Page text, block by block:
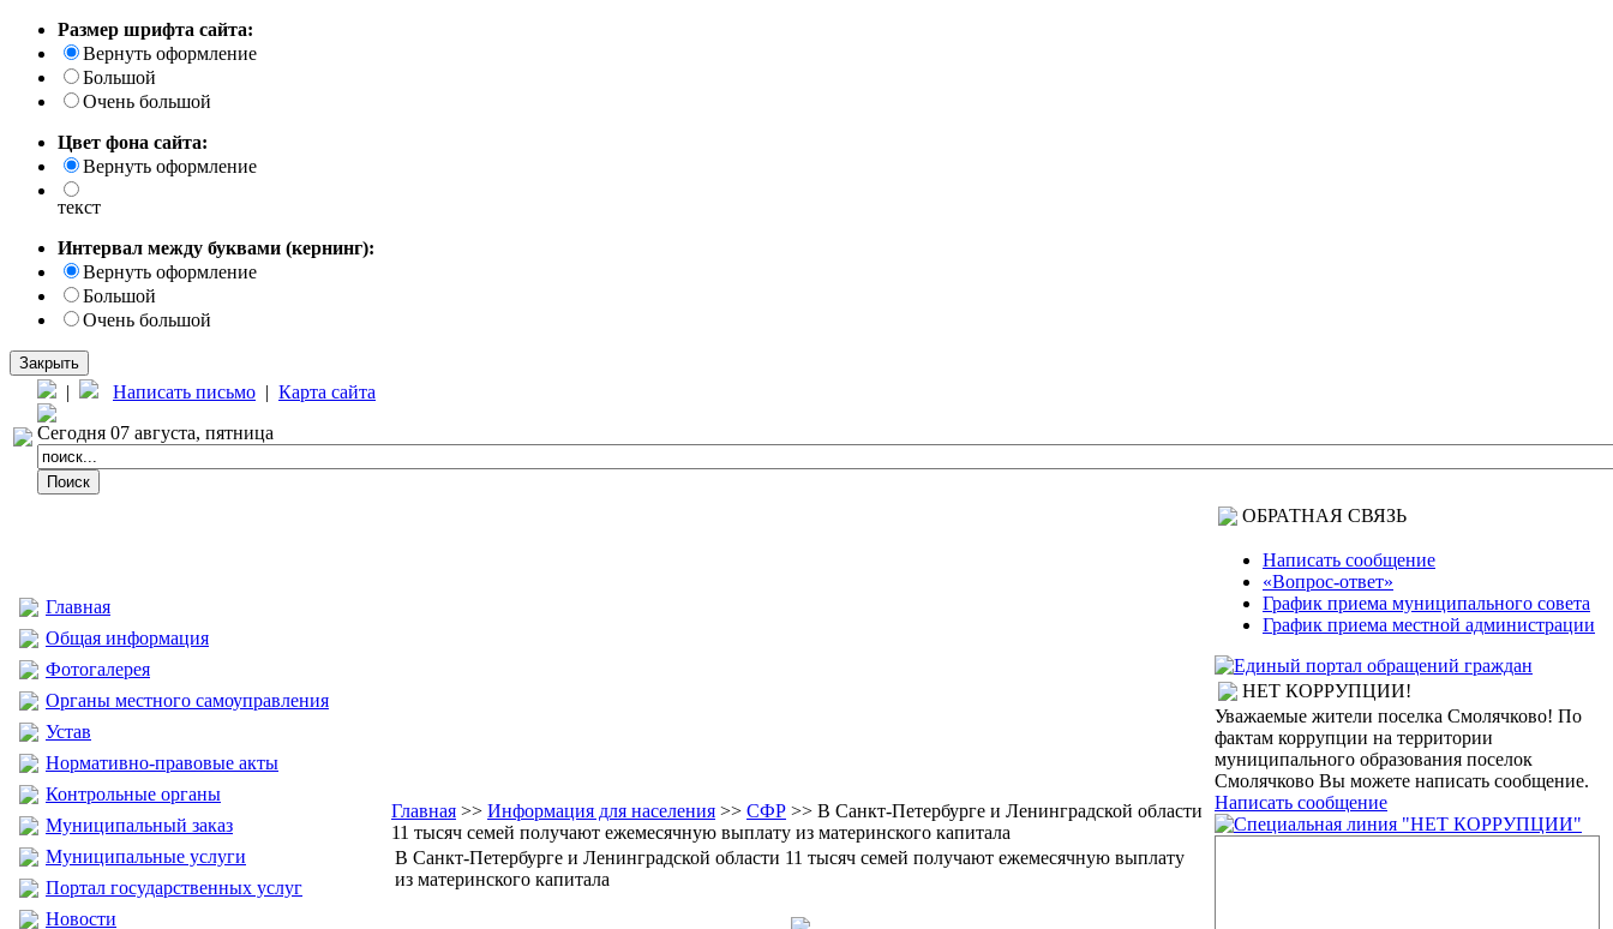
Размер шрифта сайта:
Вернуть оформление
Большой
Очень большой
Цвет фона сайта:
Вернуть оформление
текст
Интервал между буквами (кернинг):
Вернуть оформление
Большой
Очень большой
Закрыть
| Написать письмо | Карта сайта
Сегодня 07 августа, пятница
Главная
Общая информация
Фотогалерея
Органы местного самоуправления
Устав
Нормативно-правовые акты
Контрольные органы
Муниципальный заказ
Муниципальные услуги
Портал государственных услуг
Новости
Главная >> Информация для населения >> CФР >> В Санкт-Петербурге и Ленинградской области
11 тысяч семей получают ежемесячную выплату из материнского капитала
В Санкт-Петербурге и Ленинградской области 11 тысяч семей получают ежемесячную выплату
из материнского капитала
ОБРАТНАЯ СВЯЗЬ
Написать сообщение
«Вопрос-ответ»
График приема муниципального совета
График приема местной администрации
НЕТ КОРРУПЦИИ!
Уважаемые жители поселка Смолячково! По
фактам коррупции на территории
муниципального образования поселок
Смолячково Вы можете написать сообщение.
Написать сообщение